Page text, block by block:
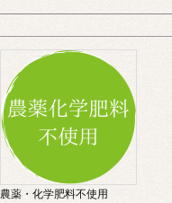
農薬・化学肥料不使用